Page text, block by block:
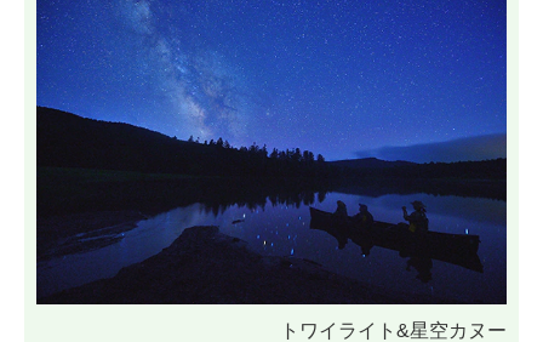
トワイライト&星空カヌー